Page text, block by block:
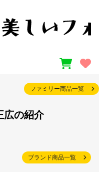
ファミリー商品一覧
広の紹介
ブランド商品一覧